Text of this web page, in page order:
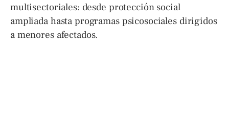
multisectoriales: desde protección social
ampliada hasta programas psicosociales dirigidos
a menores afectados.